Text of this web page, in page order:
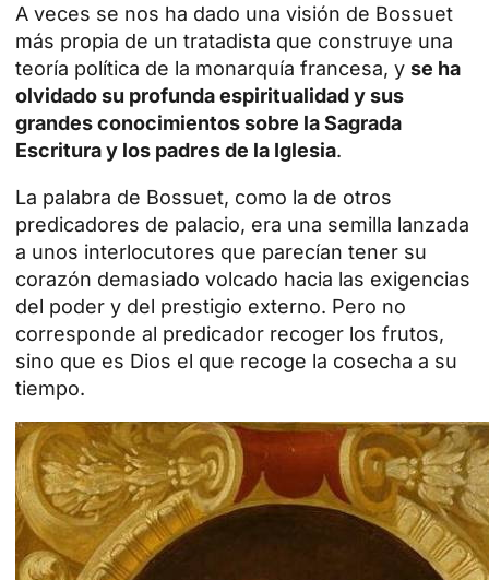
A veces se nos ha dado una visión de Bossuet
más propia de un tratadista que construye una
teoría política de la monarquía francesa, y se ha
olvidado su profunda espiritualidad y sus
grandes conocimientos sobre la Sagrada
Escritura y los padres de la Iglesia.
La palabra de Bossuet, como la de otros
predicadores de palacio, era una semilla lanzada
a unos interlocutores que parecían tener su
corazón demasiado volcado hacia las exigencias
del poder y del prestigio externo. Pero no
corresponde al predicador recoger los frutos,
sino que es Dios el que recoge la cosecha a su
tiempo.